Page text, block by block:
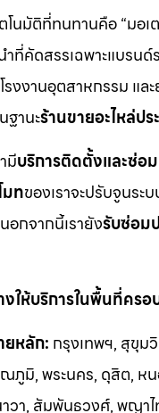
นมัติที่ทนทานคือ “มอเ
ที่คัดสรรเฉพาะแบรนด์
รงงานอุตสาหกรรม แล
ฐานะร้านขายอะไหล่ปร
มีบริการติดตั้งและซ่อ
มทของเราจะปรับจูนร
อกจากนี้เรายังรับซ่อม
ให้บริการในพื้นที่คร
ยหลัก: กรุงเทพฯ, สุขุม
ภูมิ, พระนคร, ดุสิต, ห
วา, สัมพันธวงศ์, พญา